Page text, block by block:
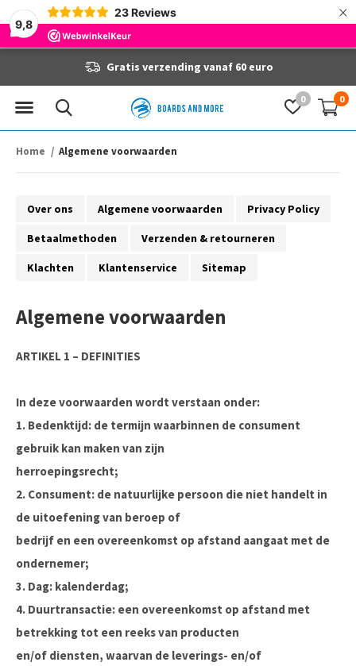
9,8
23 Reviews ×
0 0
Gratis verzending vanaf 60 euro
Home Algemene voorwaarden
Over ons Algemene voorwaarden Privacy Policy
Betaalmethoden Verzenden & retourneren
Klachten Klantenservice Sitemap
Algemene voorwaarden
ARTIKEL 1 – DEFINITIES
In deze voorwaarden wordt verstaan onder:
1. Bedenktijd: de termijn waarbinnen de consument
gebruik kan maken van zijn
herroepingsrecht;
2. Consument: de natuurlijke persoon die niet handelt in
de uitoefening van beroep of
bedrijf en een overeenkomst op afstand aangaat met de
ondernemer;
3. Dag: kalenderdag;
4. Duurtransactie: een overeenkomst op afstand met
betrekking tot een reeks van producten
en/of diensten, waarvan de leverings- en/of